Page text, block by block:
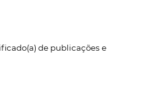
de publicações e